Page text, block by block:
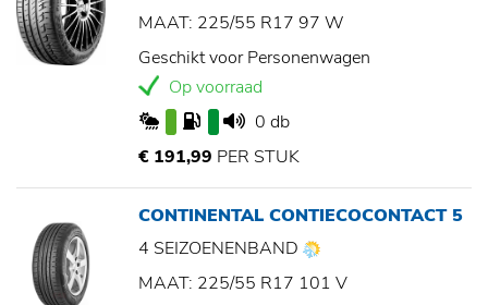
MAAT: 225/55 R17 97 W
Geschikt voor Personenwagen
Op voorraad
0 db
€ 191,99 PER STUK
CONTINENTAL CONTIECOCONTACT 5
4 SEIZOENENBAND
MAAT: 225/55 R17 101 V